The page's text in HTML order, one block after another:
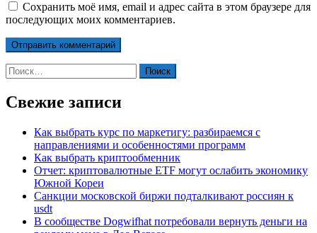
Сохранить моё имя, email и адрес сайта в этом браузере для
последующих моих комментариев.
Найти:
Свежие записи
Как выбрать курс по маркетигу: разбираемся с
направлениями и особенностями программ
Как выбрать криптообменник
Отчет: криптовалютные ETF могут ослабить экономику
Южной Кореи
Санкции московской биржи подталкивают россиян к
usdt
В сообществе Dogwifhat потребовали вернуть деньги на